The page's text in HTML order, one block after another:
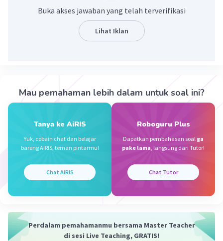
bahaya, misalnya bila berhadapan dengan
predator. Satu contohnya adalah lalat bunga,
yang banyak dari spesiesnya menyerupai tawon.
Istilah ini tidak sama dengan kamuflase,[butuh
Beri Rating·0.0(0) Balas
08 November 2023 10:42
Mimikri merupakan salah satu kemampuan
adaptasi tingkah laku suatu organisme untuk
menyesuaikan diri terhadap lingkungannya.
Buka akses jawaban yang telah terverifikasi
Lihat Iklan
Mau pemahaman lebih dalam untuk soal ini?
Tanya ke AiRIS
Yuk, cobain chat dan belajar
bareng AiRIS, teman pintarmu!
Chat AiRIS
Roboguru Plus
Dapatkan pembahasan soal ga
pake lama, langsung dari Tutor!
Chat Tutor
Perdalam pemahamanmu bersama Master Teacher
di sesi Live Teaching, GRATIS!